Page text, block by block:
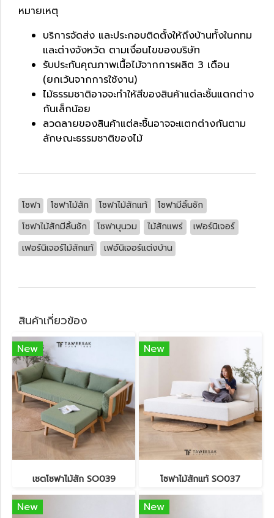
หมายเหตุ
บริการจัดส่ง และประกอบติดตั้งให้ถึงบ้านทั้งในกทม
และต่างจังหวัด ตามเงื่อนไขของบริษัท
รับประกันคุณภาพเนื้อไม้จากการผลิต 3 เดือน
(ยกเว้นจากการใช้งาน)
ไม้ธรรมชาติอาจจะทำให้สีของสินค้าแต่ละชิ้นแตกต่าง
กันเล็กน้อย
ลวดลายของสินค้าแต่ละชิ้นอาจจะแตกต่างกันตาม
ลักษณะธรรมชาติของไม้
โซฟา โซฟาไม้สัก โซฟาไม้สักแท้
โซฟามีลิ้นชัก
โซฟาไม้สักมีลิ้นชัก
โซฟาบุนวม ไม้สักแพร่
เฟอร์นิเจอร์
เฟอร์นิเจอร์ไม้สักแท้
เฟอ์นิเจอร์แต่งบ้าน
สินค้าเกี่ยวข้อง
New
เซตโซฟาไม้สัก SO039
New
โซฟาไม้สักแท้ SO037
New New